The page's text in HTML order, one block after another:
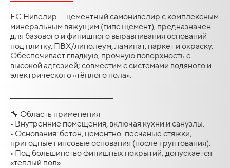
ЕС Нивелир — цементный самонивелир с комплексным
минеральным вяжущим (гипс+цемент), предназначен
для базового и финишного выравнивания оснований
под плитку, ПВХ/линолеум, ламинат, паркет и окраску.
Обеспечивает гладкую, прочную поверхность с
высокой адгезией; совместим с системами водяного и
электрического «тёплого пола».
🔧 Область применения
• Внутренние помещения, включая кухни и санузлы.
• Основания: бетон, цементно-песчаные стяжки,
пригодные гипсовые основания (после грунтования).
• Под большинство финишных покрытий; допускается
«тёплый пол».